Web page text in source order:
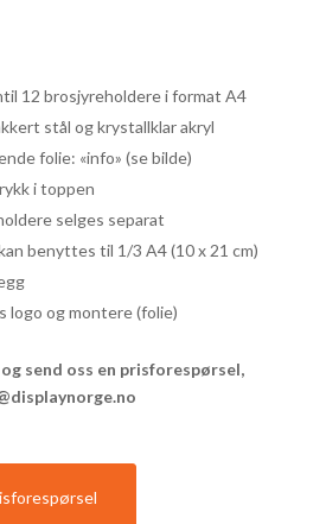
12 brosjyreholdere i format A4
stål og krystallklar akryl
folie: «info» (se bilde)
i toppen
selges separat
benyttes til 1/3 A4 (10 x 21 cm)
logo og montere (folie)
send oss en prisforespørsel,